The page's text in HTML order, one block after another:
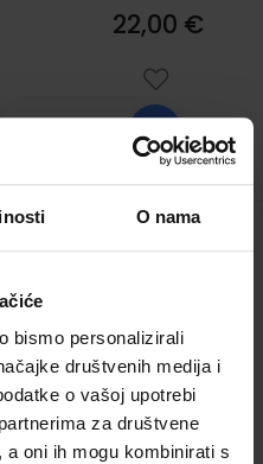
O nama
bismo personalizirali
društvenih medija i
o vašoj upotrebi
za društvene
oni ih mogu kombinirati s
22,00 €
bilježnica
Laure
broj